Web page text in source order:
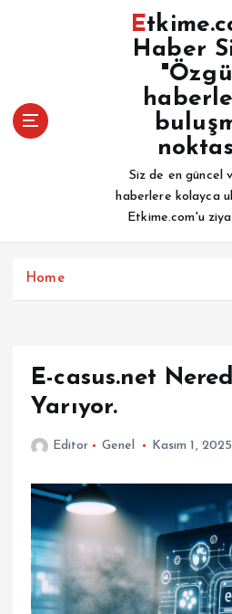
Etkime.com -
Haber
Siz de en güncel
haberlere kolayca
Etkime.com'u
Home
E-casus.net
Yarıyor.
Editor Genel Kasım 1, 2025